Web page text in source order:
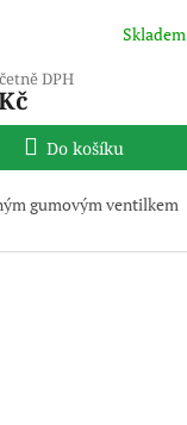
Skladem
DPH
Do košíku
gumovým ventilkem